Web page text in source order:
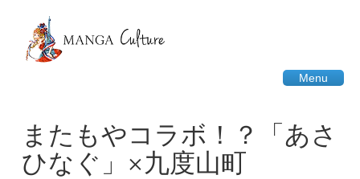
Menu
またもやコラボ！？「あさ
ひなぐ」×九度山町